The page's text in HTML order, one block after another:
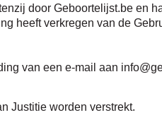
door Geboortelijst.be en
heeft verkregen van de
van een e-mail aan
Justitie worden verstrekt.